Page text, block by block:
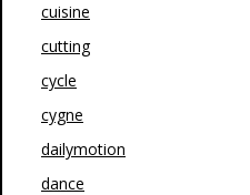
cuisine
cutting
cycle
cygne
dailymotion
dance